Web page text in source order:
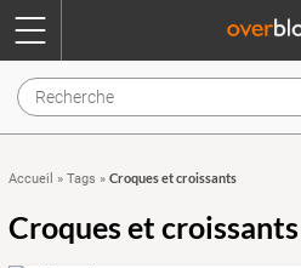
Accueil » Tags » Croques et croissants
Croques et croissants